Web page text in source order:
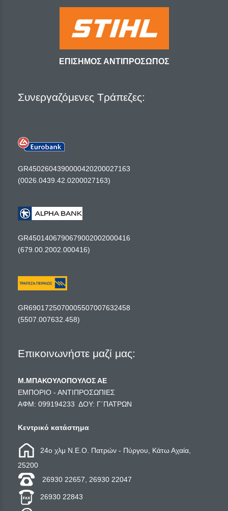
ΕΠΙΣΗΜΟΣ ΑΝΤΙΠΡΟΣΩΠΟΣ
Συνεργαζόμενες Τράπεζες:
GR4502604390000420200027163
(0026.0439.42.0200027163)
GR4501406790679002002000416
(679.00.2002.000416)
GR6901725070005507007632458
(5507.007632.458)
Επικοινωνήστε μαζί μας:
Μ.ΜΠΑΚΟΥΛΟΠΟΥΛΟΣ ΑΕ
ΕΜΠΟΡΙΟ - ΑΝΤΙΠΡΟΣΩΠΙΕΣ
ΑΦΜ: 099194233 ΔΟΥ: Γ΄ΠΑΤΡΩΝ
Κεντρικό κατάστημα
24ο χλμ Ν.Ε.Ο. Πατρών - Πύργου, Κάτω Αχαία,
25200
26930 22657, 26930 22047
26930 22843